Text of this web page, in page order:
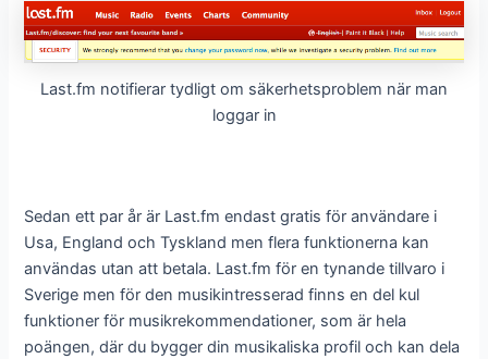
Last.fm notifierar tydligt om säkerhetsproblem när man
loggar in
Sedan ett par år är Last.fm endast gratis för användare i
Usa, England och Tyskland men flera funktionerna kan
användas utan att betala. Last.fm för en tynande tillvaro i
Sverige men för den musikintresserad finns en del kul
funktioner för musikrekommendationer, som är hela
poängen, där du bygger din musikaliska profil och kan dela